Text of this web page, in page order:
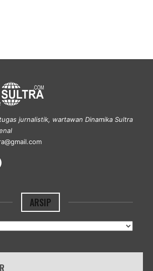
jurnalistik, wartawan Dinamika Sultra
ARSIP